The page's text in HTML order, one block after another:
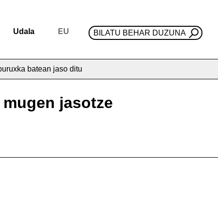
Udala EU BILATU BEHAR DUZUNA
batean jaso ditu
jasotze